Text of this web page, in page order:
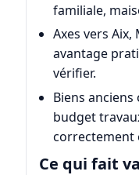
familiale,
Axes vers
avantage
vérifier.
Biens
budget
correctement
Ce qui fait